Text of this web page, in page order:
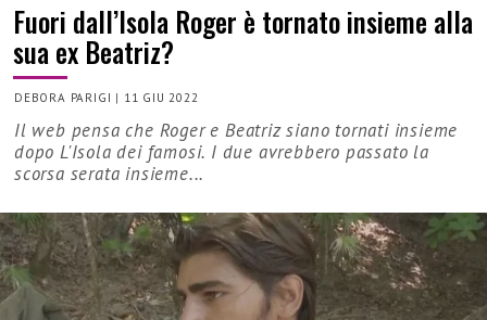
Fuori dall’Isola Roger è tornato insieme alla
sua ex Beatriz?
DEBORA PARIGI | 11 GIU 2022
Il web pensa che Roger e Beatriz siano tornati insieme
dopo L'Isola dei famosi. I due avrebbero passato la
scorsa serata insieme...